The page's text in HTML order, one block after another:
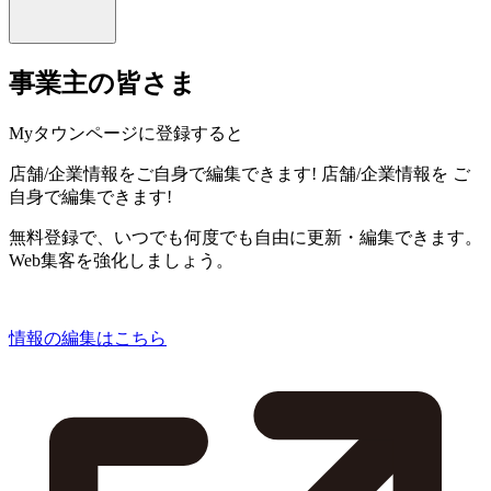
事業主の皆さま
Myタウンページに登録すると
店舗/企業情報をご自身で編集できます! 店舗/企業情報を ご
自身で編集できます!
無料登録で、いつでも何度でも自由に更新・編集できます。
Web集客を強化しましょう。
情報の編集はこちら